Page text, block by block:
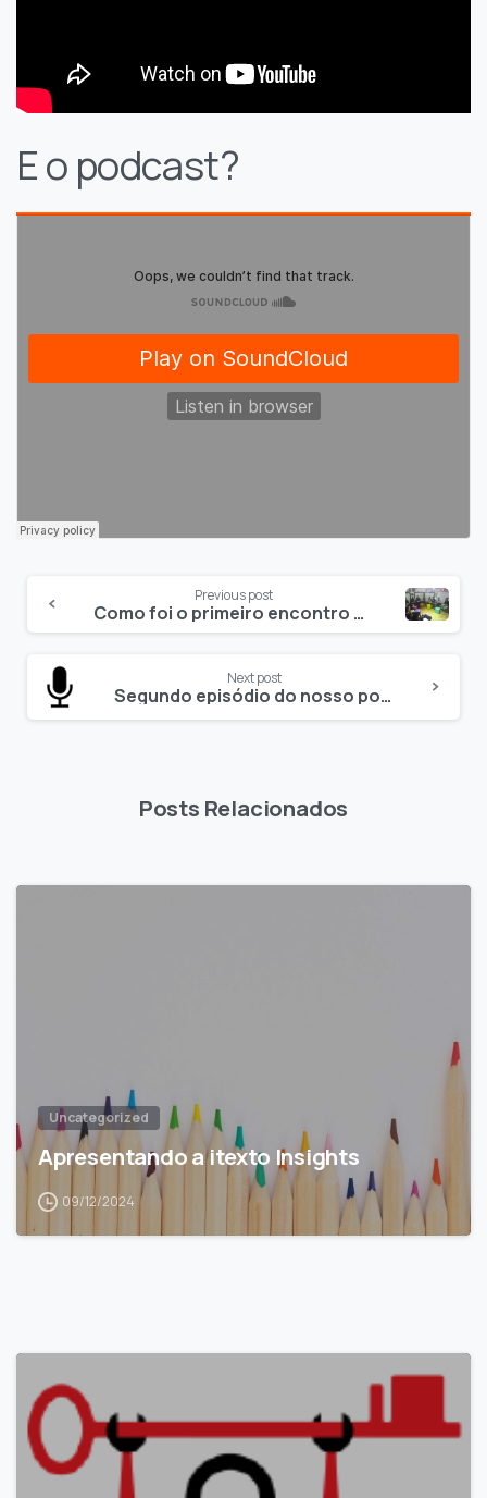
E o podcast?
Previous post
Como foi o primeiro encontro de Spring, Groovy e Grails em Belo Horizonte
Next post
Segundo episódio do nosso podcast: “as cousas que deveríamos saber”
Posts Relacionados
Uncategorized
Apresentando a itexto Insights
09/12/2024